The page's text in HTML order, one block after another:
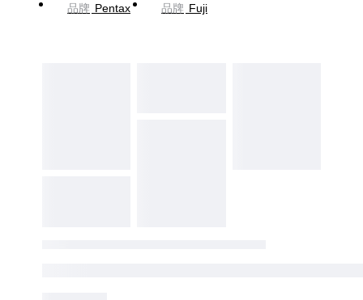
品牌 Pentax 品牌 Fuji